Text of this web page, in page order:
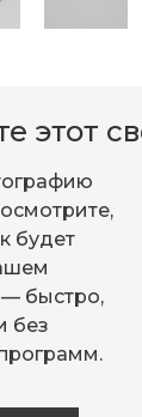
этот
будет
— быстро,
без